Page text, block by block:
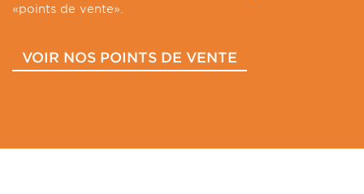
«points de vente».
VOIR NOS POINTS DE VENTE